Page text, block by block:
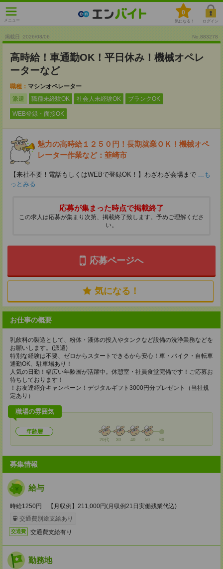
メニュー
0
気になる！ ログイン
掲載日 :2026/08/06 No.883278
高時給！車通勤OK！平日休み！機械オペレ
ーターなど
職種： マシンオペレーター
派遣
職種未経験OK 社会人未経験OK ブランクOK
WEB登録・面接OK
魅力の高時給１２５０円！長期就業ＯＫ！機械オペ
レーター作業など：韮崎市
【来社不要！電話もしくはWEBで登録OK！】わざわざ会場まで ...も
っとみる
応募が集まった時点で掲載終了
この求人は応募が集まり次第、掲載終了致します。予めご理解くださ
い。
応募ページへ
気になる！
お仕事の概要
乳飲料の製造として、粉体・液体の投入やタンクなど設備の洗浄業務などを
お願いします。(派遣)
特別な経験は不要、ゼロからスタートできるから安心！車・バイク・自転車
通勤OK、駐車場あり！
人気の日勤！幅広い年齢層が活躍中。休憩室・社員食堂完備です！ご応募お
待ちしております！
！お友達紹介キャンペーン！デジタルギフト3000円分プレゼント（当社規
定あり）
職場の雰囲気
年齢層
20代 30 40 50 60
募集情報
給与
時給1250円 【月収例】211,000円(月収例21日実働残業代込)
交通費別途支給あり
交通費 交通費支給有り
勤務地